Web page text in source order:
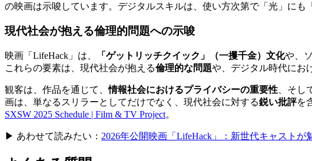
の映画は示唆しています。デジタルスキルは、使い方次第で「光」にも
現代社会が抱える倫理的問題への示唆
映画「LifeHack」は、 「ゲットリッチクイック」（一攫千金）文化や、
これらの要素は、現代社会が抱える倫理的な問題や、デジタル時代にお
観客は、作品を通じて、情報社会におけるプライバシーの重要性 、そ
画は、単なるスリラーとしてだけでなく、現代社会に対する鋭い批評を
SXSW 2025 Schedule | Film & TV Project。
▶ あわせて読みたい： 2026年公開映画「LifeHack」：新世代キャスト